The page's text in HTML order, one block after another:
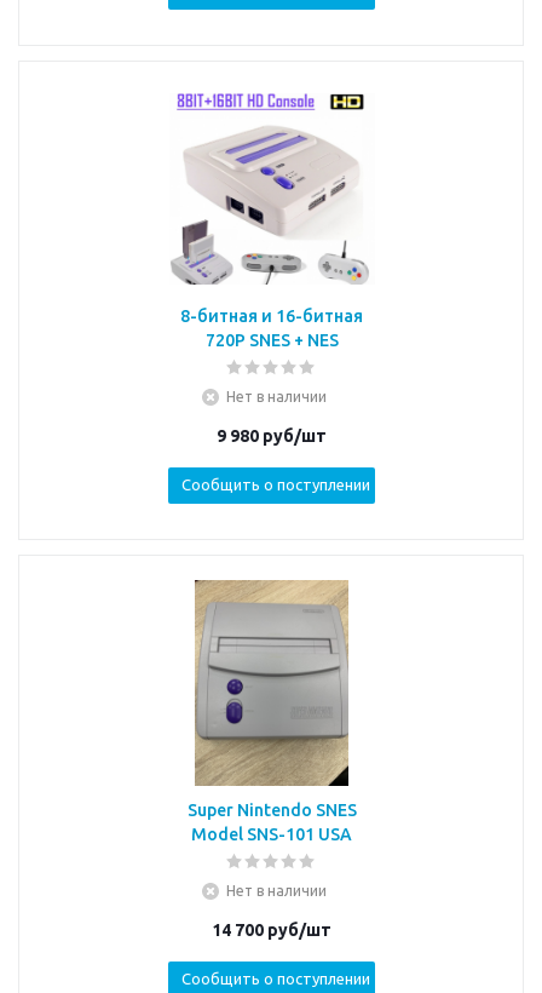
8-битная и 16-битная
720P SNES + NES
Нет в наличии
9 980 руб/шт
Сообщить о поступлении
Super Nintendo SNES
Model SNS-101 USA
Нет в наличии
14 700 руб/шт
Сообщить о поступлении